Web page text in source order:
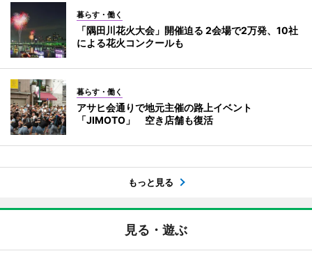
暮らす・働く
「隅田川花火大会」開催迫る 2会場で2万発、10社
による花火コンクールも
暮らす・働く
アサヒ会通りで地元主催の路上イベント
「JIMOTO」 空き店舗も復活
もっと見る
見る・遊ぶ